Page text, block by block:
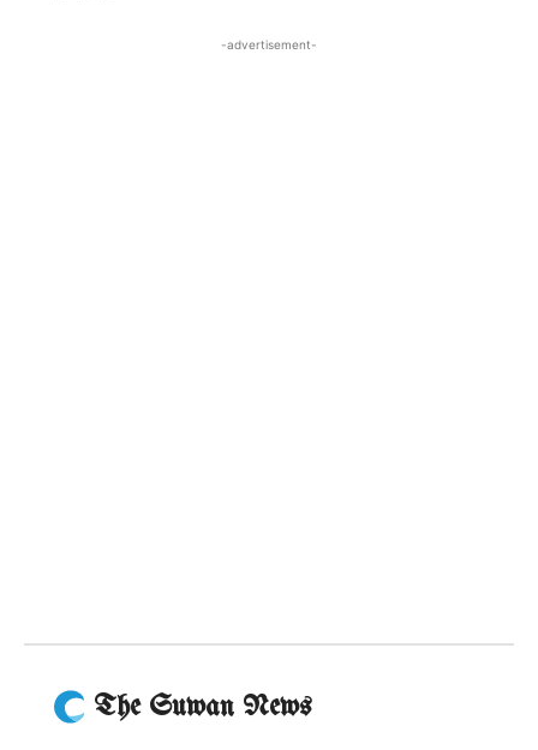
-advertisement-
The Suwan News